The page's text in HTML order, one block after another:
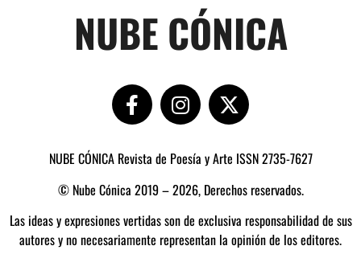
NUBE CÓNICA
NUBE CÓNICA Revista de Poesía y Arte ISSN 2735-7627
© Nube Cónica 2019 – 2026, Derechos reservados.
Las ideas y expresiones vertidas son de exclusiva responsabilidad de sus
autores y no necesariamente representan la opinión de los editores.